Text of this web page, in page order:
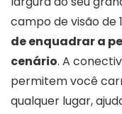
campo de visão de
de enquadrar a
cenário. A
permitem você
qualquer lugar,